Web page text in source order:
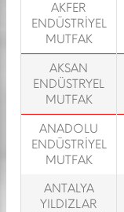
AKFER
ENDÜSTRİYEL
MUTFAK
AKSAN
ENDÜSTRYEL
MUTFAK
ANADOLU
ENDÜSTRİYEL
MUTFAK
ANTALYA
YILDIZLAR